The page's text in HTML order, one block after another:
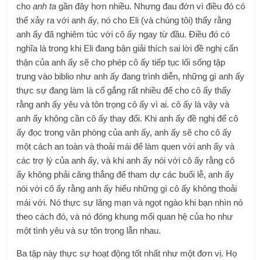
choanh ta gần đây hơn nhiều. Nhưng đau đớn vì điều đó có
thể xảy ra với anh ấy, nó cho Eli (và chúng tôi) thấy rằng
anh ấy đã nghiêm túc với cô ấy ngay từ đầu. Điều đó có
nghĩa là trong khi Eli đang bận giải thích sai lời đề nghị cẩn
thận của anh ấy sẽ cho phép cô ấy tiếp tục lối sống tập
trung vào biblio như anh ấy đang trình diễn, những gì anh ấy
thực sự đang làm là cố gắng rất nhiều để cho cô ấy thấy
rằng anh ấy yêu và tôn trọng cô ấy vì ai. cô ấy là vậy và
anh ấy không cần cô ấy thay đổi. Khi anh ấy đề nghị để cô
ấy đọc trong văn phòng của anh ấy, anh ấy sẽ cho cô ấy
một cách an toàn và thoải mái để làm quen với anh ấy và
các trợ lý của anh ấy, và khi anh ấy nói với cô ấy rằng cô
ấy không phải căng thẳng để tham dự các buổi lễ, anh ấy
nói với cô ấy rằng anh ấy hiểu những gì cô ấy không thoải
mái với. Nó thực sự lãng mạn và ngọt ngào khi bạn nhìn nó
theo cách đó, và nó đóng khung mối quan hệ của họ như
một tình yêu và sự tôn trọng lẫn nhau.
Ba tập này thực sự hoạt động tốt nhất như một đơn vị. Họ